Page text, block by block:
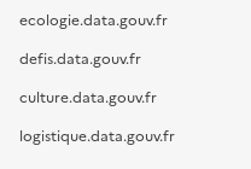
ecologie.data.gouv.fr
defis.data.gouv.fr
culture.data.gouv.fr
logistique.data.gouv.fr